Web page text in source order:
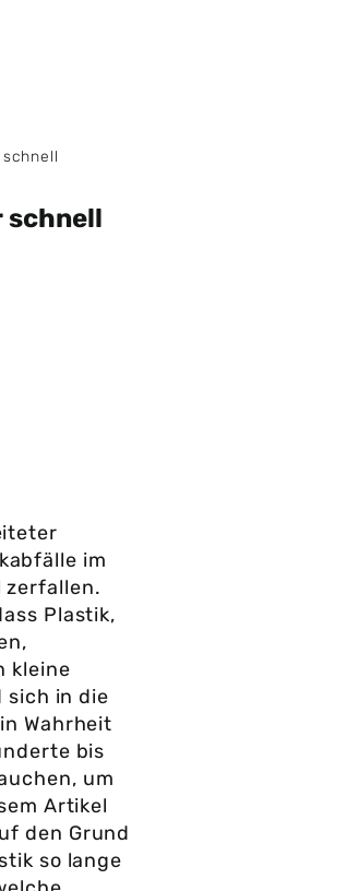
schnell
im
zerfallen.
Plastik,
kleine
sich in die
Wahrheit
bis
um
Artikel
den Grund
so lange